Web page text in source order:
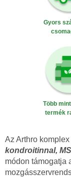
Gyors
Több
termék
Az Arthro
kondroitinnal,
módon támogatja